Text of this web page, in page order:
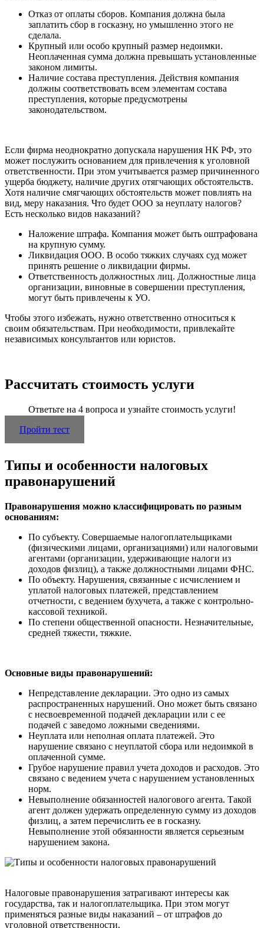
Отказ от оплаты сборов. Компания должна была
заплатить сбор в госказну, но умышленно этого не
сделала.
Крупный или особо крупный размер недоимки.
Неоплаченная сумма должна превышать установленные
законом лимиты.
Наличие состава преступления. Действия компания
должны соответствовать всем элементам состава
преступления, которые предусмотрены
законодательством.
Если фирма неоднократно допускала нарушения НК РФ, это
может послужить основанием для привлечения к уголовной
ответственности. При этом учитывается размер причиненного
ущерба бюджету, наличие других отягчающих обстоятельств.
Хотя наличие смягчающих обстоятельств может повлиять на
вид, меру наказания. Что будет ООО за неуплату налогов?
Есть несколько видов наказаний?
Наложение штрафа. Компания может быть оштрафована
на крупную сумму.
Ликвидация ООО. В особо тяжких случаях суд может
принять решение о ликвидации фирмы.
Ответственность должностных лиц. Должностные лица
организации, виновные в совершении преступления,
могут быть привлечены к УО.
Чтобы этого избежать, нужно ответственно относиться к
своим обязательствам. При необходимости, привлекайте
независимых консультантов или юристов.
Рассчитать стоимость услуги
Ответьте на 4 вопроса и узнайте стоимость услуги!
Пройти тест
Типы и особенности налоговых
правонарушений
Правонарушения можно классифицировать по разным
основаниям:
По субъекту. Совершаемые налогоплательщиками
(физическими лицами, организациями) или налоговыми
агентами (организации, удерживающие налоги из
доходов физлиц), а также должностными лицами ФНС.
По объекту. Нарушения, связанные с исчислением и
уплатой налоговых платежей, представлением
отчетности, с ведением бухучета, а также с контрольно-
кассовой техникой.
По степени общественной опасности. Незначительные,
средней тяжести, тяжкие.
Основные виды правонарушений:
Непредставление декларации. Это одно из самых
распространенных нарушений. Оно может быть связано
с несвоевременной подачей декларации или с ее
подачей с заведомо ложными сведениями.
Неуплата или неполная оплата платежей. Это
нарушение связано с неуплатой сбора или недоимкой в
оплаченной сумме.
Грубое нарушение правил учета доходов и расходов. Это
связано с ведением учета с нарушением установленных
норм.
Невыполнение обязанностей налогового агента. Такой
агент должен удержать определенную сумму из доходов
физлиц, а затем перечислить ее в госказну.
Невыполнение этой обязанности является серьезным
нарушением закона.
Налоговые правонарушения затрагивают интересы как
государства, так и налогоплательщика. При этом могут
применяться разные виды наказаний – от штрафов до
уголовной ответственности.